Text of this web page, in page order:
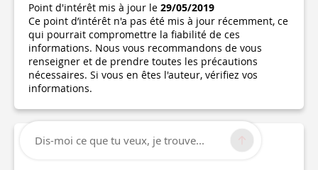
Point d'intérêt mis à jour le 29/05/2019
Ce point d’intérêt n'a pas été mis à jour récemment, ce
qui pourrait compromettre la fiabilité de ces
informations. Nous vous recommandons de vous
renseigner et de prendre toutes les précautions
nécessaires. Si vous en êtes l'auteur, vérifiez vos
informations.
Dis-moi ce que tu veux, je trouve...